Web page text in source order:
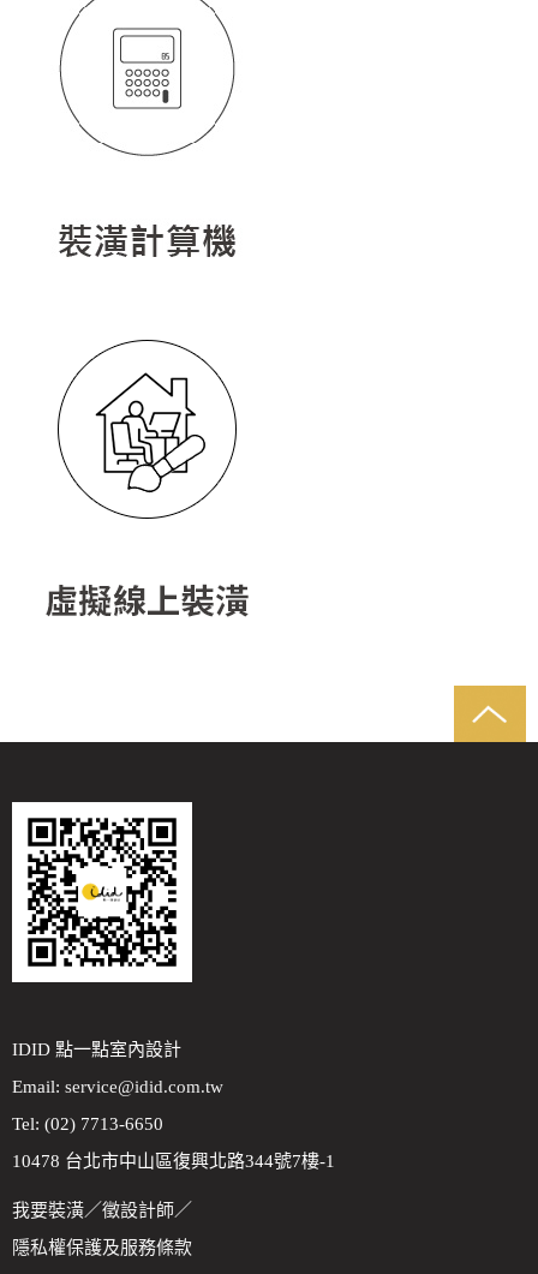
IDID 點一點室內設計
Email: service@idid.com.tw
Tel: (02) 7713-6650
10478 台北市中山區復興北路344號7樓-1
我要裝潢／徵設計師／
隱私權保護及服務條款